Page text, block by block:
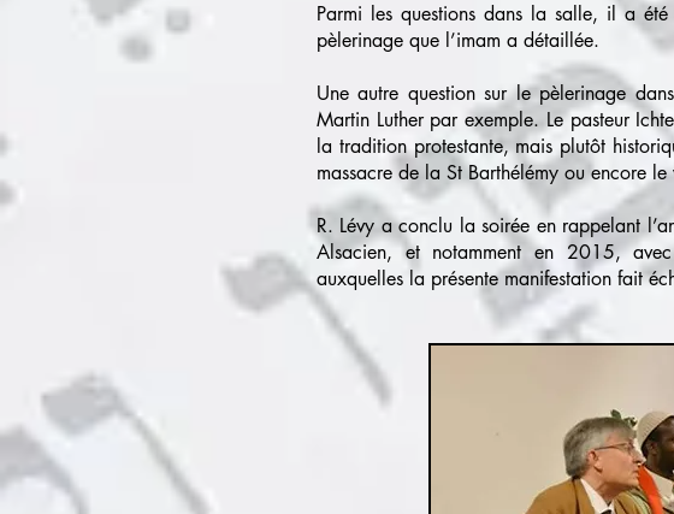
Parmi les questions dans la salle, il a
pèlerinage que l’imam a détaillée.
Une autre question sur le pèlerinage
Martin Luther par exemple. Le pasteur
la tradition protestante, mais plutôt
massacre de la St Barthélémy ou encore
R. Lévy a conclu la soirée en rappelant
Alsacien, et notamment en 2015,
auxquelles la présente manifestation fait